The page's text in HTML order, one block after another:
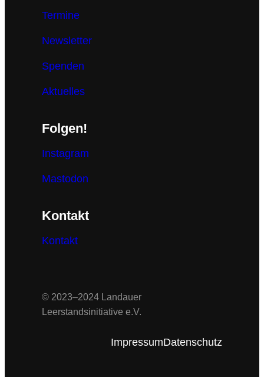
Termine
Newsletter
Spenden
Aktuelles
Folgen!
Instagram
Mastodon
Kontakt
Kontakt
© 2023–2024 Landauer
Leerstandsinitiative e.V.
ImpressumDatenschutz